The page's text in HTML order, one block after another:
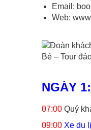
Email:
Web:
Bé – Tour
NGÀY
07:00 Quý
09:00 Xe du